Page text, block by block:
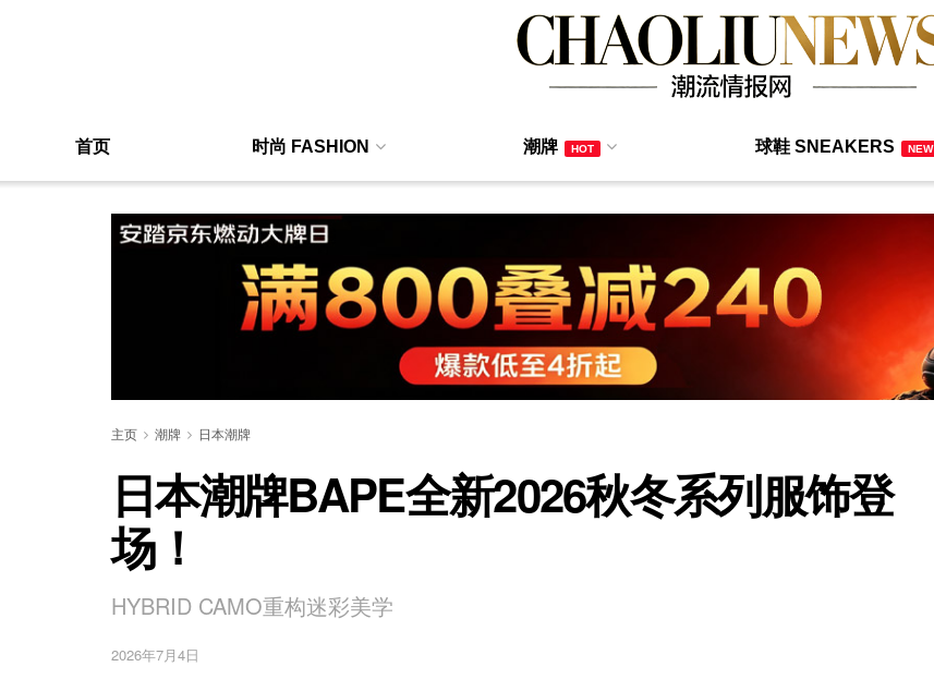
首页 时尚 FASHION 潮牌 HOT 球鞋 SNEAKERS NEW
主页 潮牌 日本潮牌
日本潮牌BAPE全新2026秋冬系列服饰登
场！
HYBRID CAMO重构迷彩美学
2026年7月4日